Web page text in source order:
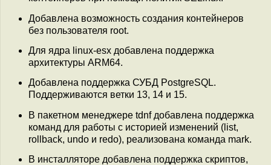
Добавлена возможность создания контейнеров
без пользователя root.
Для ядра linux-esx добавлена поддержка
архитектуры ARM64.
Добавлена поддержка СУБД PostgreSQL.
Поддерживаются ветки 13, 14 и 15.
В пакетном менеджере tdnf добавлена поддержка
команд для работы с историей изменений (list,
rollback, undo и redo), реализована команда mark.
В инсталляторе добавлена поддержка скриптов,